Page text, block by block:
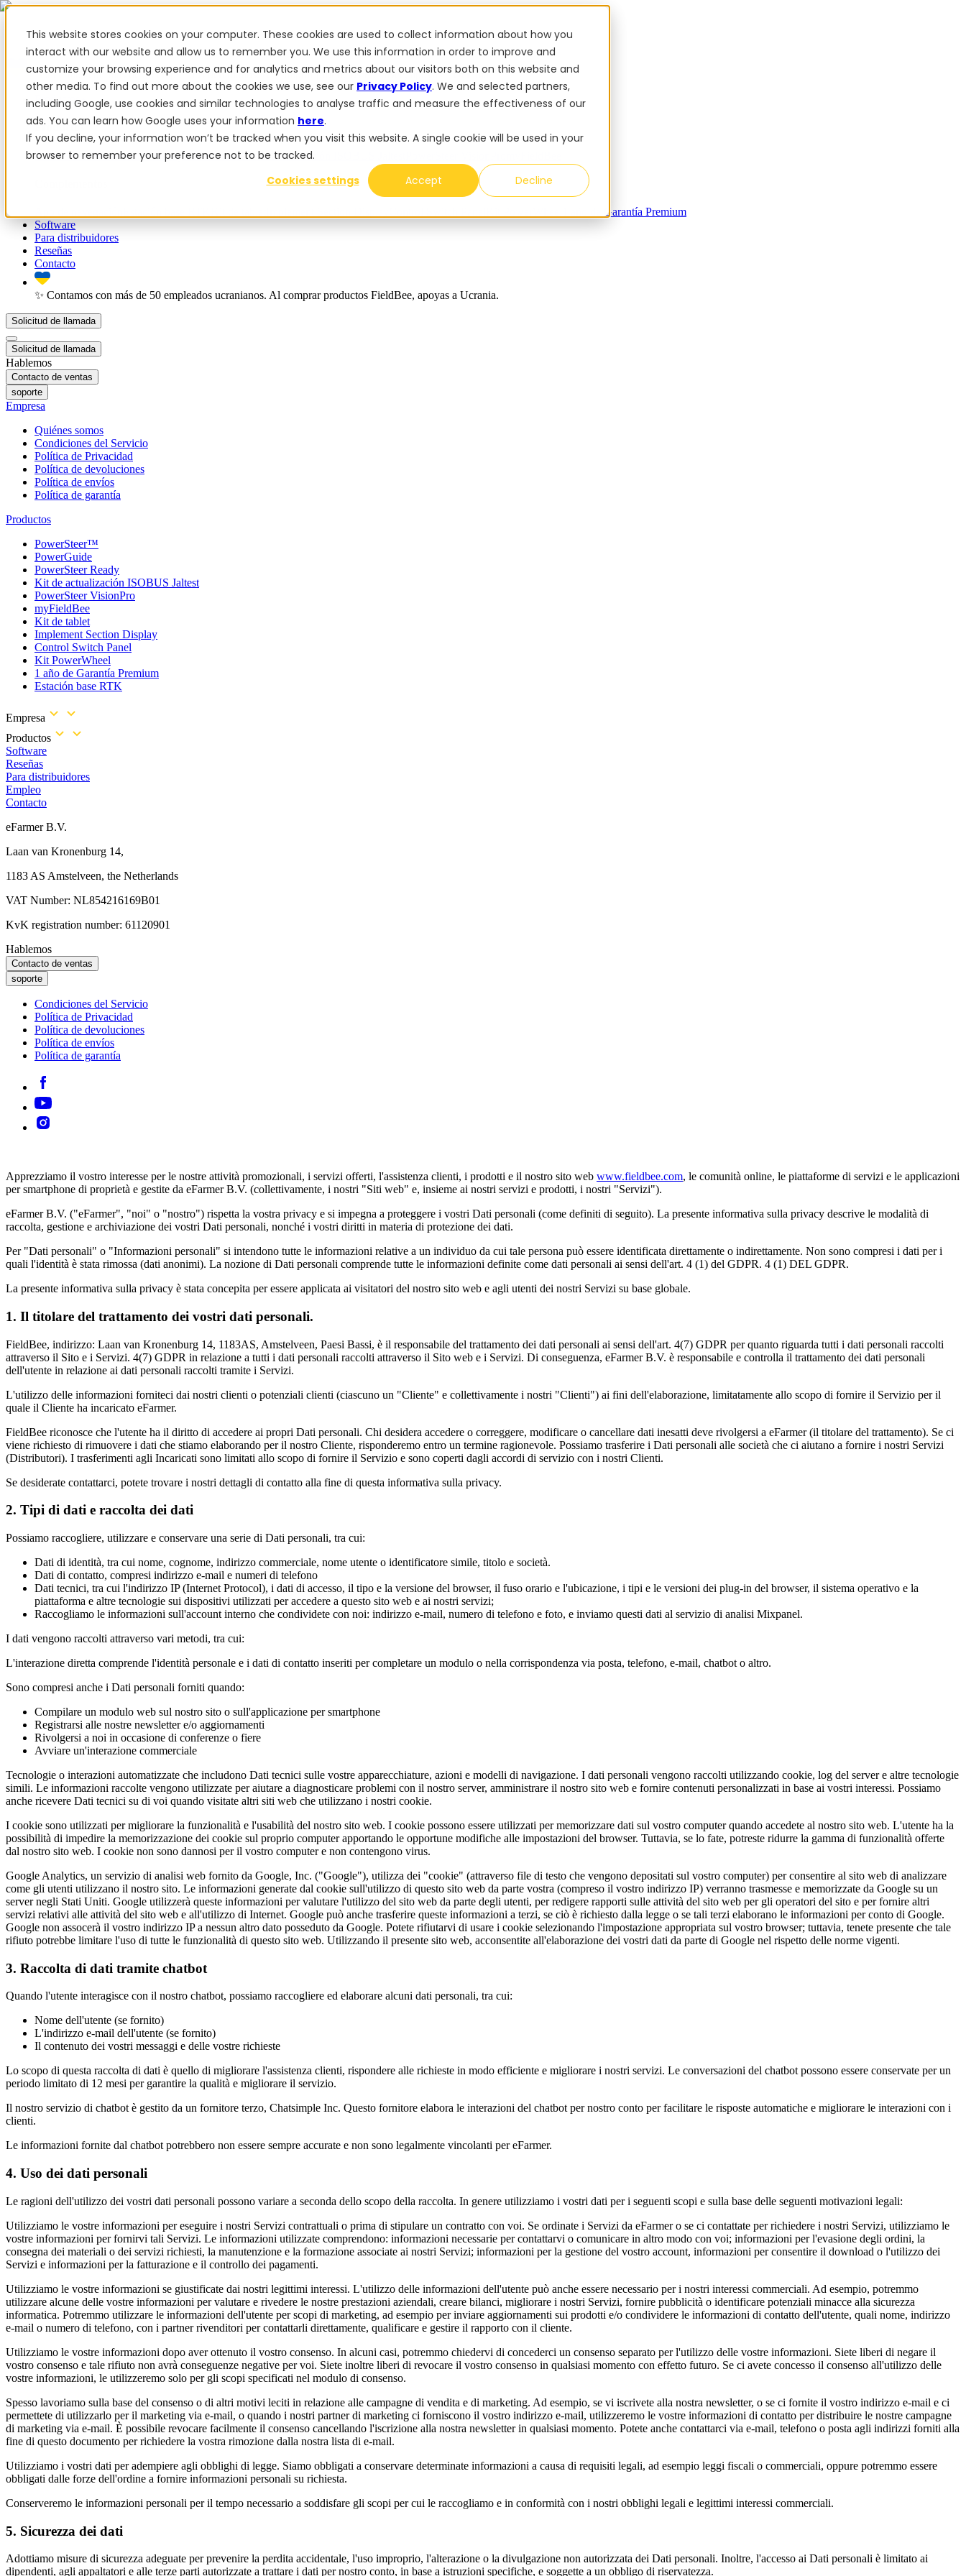
This website stores cookies on your computer. These cookies are used to collect information about how you
interact with our website and allow us to remember you. We use this information in order to improve and
customize your browsing experience and for analytics and metrics about our visitors both on this website and
other media. To find out more about the cookies we use, see our Privacy Policy. We and selected partners,
including Google, use cookies and similar technologies to analyse traffic and measure the effectiveness of our
ads. You can learn how Google uses your information here.
If you decline, your information won’t be tracked when you visit this website. A single cookie will be used in your
browser to remember your preference not to be tracked.
Cookies settings
Accept Decline
✨ Contamos con más de 50 empleados ucranianos. Al comprar productos FieldBee, apoyas a Ucrania.
Productos
Productos
PowerSteer™PowerSteer ReadyPowerGuide Kit de actualización ISOBUS Jaltest
1 año de Garantía Premium
Software
Para distribuidores
Reseñas
Contacto
✨ Contamos con más de 50 empleados ucranianos. Al comprar productos FieldBee, apoyas a Ucrania.
Solicitud de llamada
Solicitud de llamada
Hablemos
Contacto de ventas
soporte
Empresa
Quiénes somos
Condiciones del Servicio
Política de Privacidad
Política de devoluciones
Política de envíos
Política de garantía
Productos
PowerSteer™
PowerGuide
PowerSteer Ready
Kit de actualización ISOBUS Jaltest
PowerSteer VisionPro
myFieldBee
Kit de tablet
Implement Section Display
Control Switch Panel
Kit PowerWheel
1 año de Garantía Premium
Estación base RTK
Empresa
Productos
Software
Reseñas
Para distribuidores
Empleo
Contacto
eFarmer B.V.
Laan van Kronenburg 14,
1183 AS Amstelveen, the Netherlands
VAT Number: NL854216169B01
KvK registration number: 61120901
Hablemos
Contacto de ventas
soporte
Condiciones del Servicio
Política de Privacidad
Política de devoluciones
Política de envíos
Política de garantía
Apprezziamo il vostro interesse per le nostre attività promozionali, i servizi offerti, l'assistenza clienti, i prodotti e il nostro sito web www.fieldbee.com, le comunità online, le piattaforme di servizi e le applicazioni
per smartphone di proprietà e gestite da eFarmer B.V. (collettivamente, i nostri "Siti web" e, insieme ai nostri servizi e prodotti, i nostri "Servizi").
eFarmer B.V. ("eFarmer", "noi" o "nostro") rispetta la vostra privacy e si impegna a proteggere i vostri Dati personali (come definiti di seguito). La presente informativa sulla privacy descrive le modalità di
raccolta, gestione e archiviazione dei vostri Dati personali, nonché i vostri diritti in materia di protezione dei dati.
Per "Dati personali" o "Informazioni personali" si intendono tutte le informazioni relative a un individuo da cui tale persona può essere identificata direttamente o indirettamente. Non sono compresi i dati per i
quali l'identità è stata rimossa (dati anonimi). La nozione di Dati personali comprende tutte le informazioni definite come dati personali ai sensi dell'art. 4 (1) del GDPR. 4 (1) DEL GDPR.
La presente informativa sulla privacy è stata concepita per essere applicata ai visitatori del nostro sito web e agli utenti dei nostri Servizi su base globale.
1. Il titolare del trattamento dei vostri dati personali.
FieldBee, indirizzo: Laan van Kronenburg 14, 1183AS, Amstelveen, Paesi Bassi, è il responsabile del trattamento dei dati personali ai sensi dell'art. 4(7) GDPR per quanto riguarda tutti i dati personali raccolti
attraverso il Sito e i Servizi. 4(7) GDPR in relazione a tutti i dati personali raccolti attraverso il Sito web e i Servizi. Di conseguenza, eFarmer B.V. è responsabile e controlla il trattamento dei dati personali
dell'utente in relazione ai dati personali raccolti tramite i Servizi.
L'utilizzo delle informazioni forniteci dai nostri clienti o potenziali clienti (ciascuno un "Cliente" e collettivamente i nostri "Clienti") ai fini dell'elaborazione, limitatamente allo scopo di fornire il Servizio per il
quale il Cliente ha incaricato eFarmer.
FieldBee riconosce che l'utente ha il diritto di accedere ai propri Dati personali. Chi desidera accedere o correggere, modificare o cancellare dati inesatti deve rivolgersi a eFarmer (il titolare del trattamento). Se ci
viene richiesto di rimuovere i dati che stiamo elaborando per il nostro Cliente, risponderemo entro un termine ragionevole. Possiamo trasferire i Dati personali alle società che ci aiutano a fornire i nostri Servizi
(Distributori). I trasferimenti agli Incaricati sono limitati allo scopo di fornire il Servizio e sono coperti dagli accordi di servizio con i nostri Clienti.
Se desiderate contattarci, potete trovare i nostri dettagli di contatto alla fine di questa informativa sulla privacy.
2. Tipi di dati e raccolta dei dati
Possiamo raccogliere, utilizzare e conservare una serie di Dati personali, tra cui:
Dati di identità, tra cui nome, cognome, indirizzo commerciale, nome utente o identificatore simile, titolo e società.
Dati di contatto, compresi indirizzo e-mail e numeri di telefono
Dati tecnici, tra cui l'indirizzo IP (Internet Protocol), i dati di accesso, il tipo e la versione del browser, il fuso orario e l'ubicazione, i tipi e le versioni dei plug-in del browser, il sistema operativo e la
piattaforma e altre tecnologie sui dispositivi utilizzati per accedere a questo sito web e ai nostri servizi;
Raccogliamo le informazioni sull'account interno che condividete con noi: indirizzo e-mail, numero di telefono e foto, e inviamo questi dati al servizio di analisi Mixpanel.
I dati vengono raccolti attraverso vari metodi, tra cui:
L'interazione diretta comprende l'identità personale e i dati di contatto inseriti per completare un modulo o nella corrispondenza via posta, telefono, e-mail, chatbot o altro.
Sono compresi anche i Dati personali forniti quando:
Compilare un modulo web sul nostro sito o sull'applicazione per smartphone
Registrarsi alle nostre newsletter e/o aggiornamenti
Rivolgersi a noi in occasione di conferenze o fiere
Avviare un'interazione commerciale
Tecnologie o interazioni automatizzate che includono Dati tecnici sulle vostre apparecchiature, azioni e modelli di navigazione. I dati personali vengono raccolti utilizzando cookie, log del server e altre tecnologie
simili. Le informazioni raccolte vengono utilizzate per aiutare a diagnosticare problemi con il nostro server, amministrare il nostro sito web e fornire contenuti personalizzati in base ai vostri interessi. Possiamo
anche ricevere Dati tecnici su di voi quando visitate altri siti web che utilizzano i nostri cookie.
I cookie sono utilizzati per migliorare la funzionalità e l'usabilità del nostro sito web. I cookie possono essere utilizzati per memorizzare dati sul vostro computer quando accedete al nostro sito web. L'utente ha la
possibilità di impedire la memorizzazione dei cookie sul proprio computer apportando le opportune modifiche alle impostazioni del browser. Tuttavia, se lo fate, potreste ridurre la gamma di funzionalità offerte
dal nostro sito web. I cookie non sono dannosi per il vostro computer e non contengono virus.
Google Analytics, un servizio di analisi web fornito da Google, Inc. ("Google"), utilizza dei "cookie" (attraverso file di testo che vengono depositati sul vostro computer) per consentire al sito web di analizzare
come gli utenti utilizzano il nostro sito. Le informazioni generate dal cookie sull'utilizzo di questo sito web da parte vostra (compreso il vostro indirizzo IP) verranno trasmesse e memorizzate da Google su un
server negli Stati Uniti. Google utilizzerà queste informazioni per valutare l'utilizzo del sito web da parte degli utenti, per redigere rapporti sulle attività del sito web per gli operatori del sito e per fornire altri
servizi relativi alle attività del sito web e all'utilizzo di Internet. Google può anche trasferire queste informazioni a terzi, se ciò è richiesto dalla legge o se tali terzi elaborano le informazioni per conto di Google.
Google non assocerà il vostro indirizzo IP a nessun altro dato posseduto da Google. Potete rifiutarvi di usare i cookie selezionando l'impostazione appropriata sul vostro browser; tuttavia, tenete presente che tale
rifiuto potrebbe limitare l'uso di tutte le funzionalità di questo sito web. Utilizzando il presente sito web, acconsentite all'elaborazione dei vostri dati da parte di Google nel rispetto delle norme vigenti.
3. Raccolta di dati tramite chatbot
Quando l'utente interagisce con il nostro chatbot, possiamo raccogliere ed elaborare alcuni dati personali, tra cui:
Nome dell'utente (se fornito)
L'indirizzo e-mail dell'utente (se fornito)
Il contenuto dei vostri messaggi e delle vostre richieste
Lo scopo di questa raccolta di dati è quello di migliorare l'assistenza clienti, rispondere alle richieste in modo efficiente e migliorare i nostri servizi. Le conversazioni del chatbot possono essere conservate per un
periodo limitato di 12 mesi per garantire la qualità e migliorare il servizio.
Il nostro servizio di chatbot è gestito da un fornitore terzo, Chatsimple Inc. Questo fornitore elabora le interazioni del chatbot per nostro conto per facilitare le risposte automatiche e migliorare le interazioni con i
clienti.
Le informazioni fornite dal chatbot potrebbero non essere sempre accurate e non sono legalmente vincolanti per eFarmer.
4. Uso dei dati personali
Le ragioni dell'utilizzo dei vostri dati personali possono variare a seconda dello scopo della raccolta. In genere utilizziamo i vostri dati per i seguenti scopi e sulla base delle seguenti motivazioni legali:
Utilizziamo le vostre informazioni per eseguire i nostri Servizi contrattuali o prima di stipulare un contratto con voi. Se ordinate i Servizi da eFarmer o se ci contattate per richiedere i nostri Servizi, utilizziamo le
vostre informazioni per fornirvi tali Servizi. Le informazioni utilizzate comprendono: informazioni necessarie per contattarvi o comunicare in altro modo con voi; informazioni per l'evasione degli ordini, la
consegna dei materiali o dei servizi richiesti, la manutenzione e la formazione associate ai nostri Servizi; informazioni per la gestione del vostro account, informazioni per consentire il download o l'utilizzo dei
Servizi e informazioni per la fatturazione e il controllo dei pagamenti.
Utilizziamo le vostre informazioni se giustificate dai nostri legittimi interessi. L'utilizzo delle informazioni dell'utente può anche essere necessario per i nostri interessi commerciali. Ad esempio, potremmo
utilizzare alcune delle vostre informazioni per valutare e rivedere le nostre prestazioni aziendali, creare bilanci, migliorare i nostri Servizi, fornire pubblicità o identificare potenziali minacce alla sicurezza
informatica. Potremmo utilizzare le informazioni dell'utente per scopi di marketing, ad esempio per inviare aggiornamenti sui prodotti e/o condividere le informazioni di contatto dell'utente, quali nome, indirizzo
e-mail o numero di telefono, con i partner rivenditori per contattarli direttamente, qualificare e gestire il rapporto con il cliente.
Utilizziamo le vostre informazioni dopo aver ottenuto il vostro consenso. In alcuni casi, potremmo chiedervi di concederci un consenso separato per l'utilizzo delle vostre informazioni. Siete liberi di negare il
vostro consenso e tale rifiuto non avrà conseguenze negative per voi. Siete inoltre liberi di revocare il vostro consenso in qualsiasi momento con effetto futuro. Se ci avete concesso il consenso all'utilizzo delle
vostre informazioni, le utilizzeremo solo per gli scopi specificati nel modulo di consenso.
Spesso lavoriamo sulla base del consenso o di altri motivi leciti in relazione alle campagne di vendita e di marketing. Ad esempio, se vi iscrivete alla nostra newsletter, o se ci fornite il vostro indirizzo e-mail e ci
permettete di utilizzarlo per il marketing via e-mail, o quando i nostri partner di marketing ci forniscono il vostro indirizzo e-mail, utilizzeremo le vostre informazioni di contatto per distribuire le nostre campagne
di marketing via e-mail. È possibile revocare facilmente il consenso cancellando l'iscrizione alla nostra newsletter in qualsiasi momento. Potete anche contattarci via e-mail, telefono o posta agli indirizzi forniti alla
fine di questo documento per richiedere la vostra rimozione dalla nostra lista di e-mail.
Utilizziamo i vostri dati per adempiere agli obblighi di legge. Siamo obbligati a conservare determinate informazioni a causa di requisiti legali, ad esempio leggi fiscali o commerciali, oppure potremmo essere
obbligati dalle forze dell'ordine a fornire informazioni personali su richiesta.
Conserveremo le informazioni personali per il tempo necessario a soddisfare gli scopi per cui le raccogliamo e in conformità con i nostri obblighi legali e legittimi interessi commerciali.
5. Sicurezza dei dati
Adottiamo misure di sicurezza adeguate per prevenire la perdita accidentale, l'uso improprio, l'alterazione o la divulgazione non autorizzata dei Dati personali. Inoltre, l'accesso ai Dati personali è limitato ai
dipendenti, agli appaltatori e alle terze parti autorizzate a trattare i dati per nostro conto, in base a istruzioni specifiche, e soggette a un obbligo di riservatezza.